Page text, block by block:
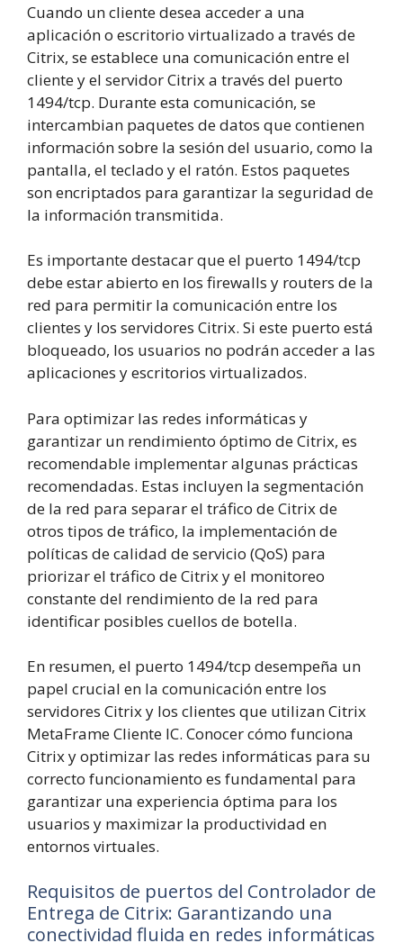
Cuando un cliente desea acceder a una
aplicación o escritorio virtualizado a través de
Citrix, se establece una comunicación entre el
cliente y el servidor Citrix a través del puerto
1494/tcp. Durante esta comunicación, se
intercambian paquetes de datos que contienen
información sobre la sesión del usuario, como la
pantalla, el teclado y el ratón. Estos paquetes
son encriptados para garantizar la seguridad de
la información transmitida.
Es importante destacar que el puerto 1494/tcp
debe estar abierto en los firewalls y routers de la
red para permitir la comunicación entre los
clientes y los servidores Citrix. Si este puerto está
bloqueado, los usuarios no podrán acceder a las
aplicaciones y escritorios virtualizados.
Para optimizar las redes informáticas y
garantizar un rendimiento óptimo de Citrix, es
recomendable implementar algunas prácticas
recomendadas. Estas incluyen la segmentación
de la red para separar el tráfico de Citrix de
otros tipos de tráfico, la implementación de
políticas de calidad de servicio (QoS) para
priorizar el tráfico de Citrix y el monitoreo
constante del rendimiento de la red para
identificar posibles cuellos de botella.
En resumen, el puerto 1494/tcp desempeña un
papel crucial en la comunicación entre los
servidores Citrix y los clientes que utilizan Citrix
MetaFrame Cliente IC. Conocer cómo funciona
Citrix y optimizar las redes informáticas para su
correcto funcionamiento es fundamental para
garantizar una experiencia óptima para los
usuarios y maximizar la productividad en
entornos virtuales.
Requisitos de puertos del Controlador de
Entrega de Citrix: Garantizando una
conectividad fluida en redes informáticas